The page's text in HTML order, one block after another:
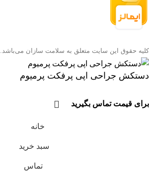
کلیه حقوق این سایت متعلق به سلامت سازان می‌باشد.
دستکش جراحی اپی پرفکت پرمیوم
برای قیمت تماس بگیرید
خانه
سبد خرید
تماس